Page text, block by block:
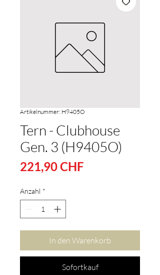
Artikelnummer: H9405O
Tern - Clubhouse
Gen. 3 (H9405O)
221,90 CHFPreis
Anzahl *
In den Warenkorb
Sofortkauf